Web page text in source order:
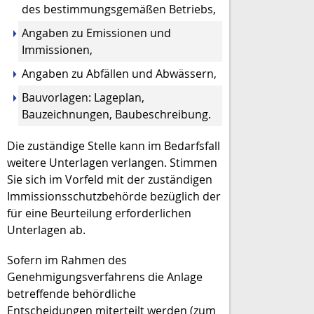
des bestimmungsgemäßen Betriebs,
Angaben zu Emissionen und
Immissionen,
Angaben zu Abfällen und Abwässern,
Bauvorlagen: Lageplan,
Bauzeichnungen, Baubeschreibung.
Die zuständige Stelle kann im Bedarfsfall
weitere Unterlagen verlangen. Stimmen
Sie sich im Vorfeld mit der zuständigen
Immissionsschutzbehörde bezüglich der
für eine Beurteilung erforderlichen
Unterlagen ab.
Sofern im Rahmen des
Genehmigungsverfahrens die Anlage
betreffende behördliche
Entscheidungen miterteilt werden (zum